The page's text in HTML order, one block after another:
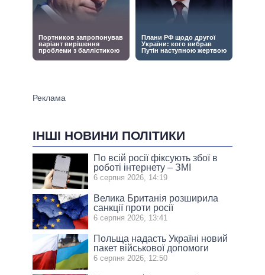
ІНШІ НОВИНИ ПОЛІТИКИ
По всій росії фіксують збої в
роботі інтернету – ЗМІ
6 серпня 2026, 14:19
Велика Британія розширила
санкції проти росії
6 серпня 2026, 13:41
Польща надасть Україні новий
пакет військової допомоги
6 серпня 2026, 12:50